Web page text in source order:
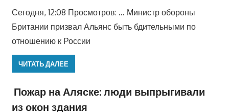
Сегодня, 12:08 Просмотров: … Министр обороны
Британии призвал Альянс быть бдительными по
отношению к России
ЧИТАТЬ ДАЛЕЕ
Пожар на Аляске: люди выпрыгивали
из окон здания